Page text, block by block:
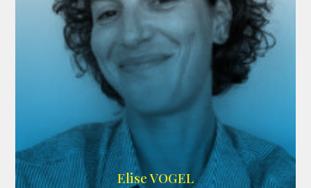
AGENCE IF ONLY
Elise VOGEL